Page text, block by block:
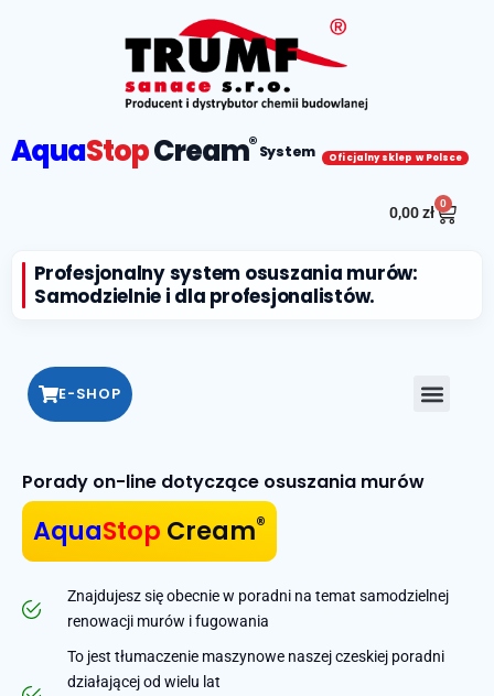
AquaStopCream®System Oficjalny sklep w Polsce
0,00zł
0
Profesjonalny system osuszania murów:
Samodzielnie i dla profesjonalistów.
E-SHOP
Porady on-line dotyczące osuszania murów
AquaStop Cream®
Znajdujesz się obecnie w poradni na temat samodzielnej
renowacji murów i fugowania
To jest tłumaczenie maszynowe naszej czeskiej poradni
działającej od wielu lat